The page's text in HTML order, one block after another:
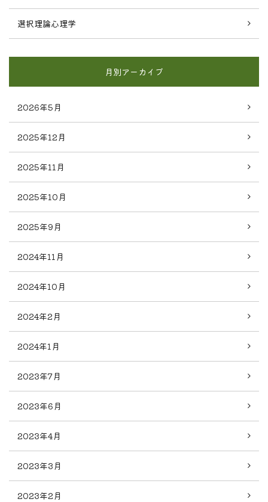
選択理論心理学
月別アーカイブ
2026年5月
2025年12月
2025年11月
2025年10月
2025年9月
2024年11月
2024年10月
2024年2月
2024年1月
2023年7月
2023年6月
2023年4月
2023年3月
2023年2月